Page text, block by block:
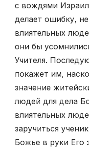
с вождями
делает ошибку,
влиятельных
они бы
Учителя.
покажет им,
значение
людей для дела
влиятельных
заручиться
Божье в руки Его